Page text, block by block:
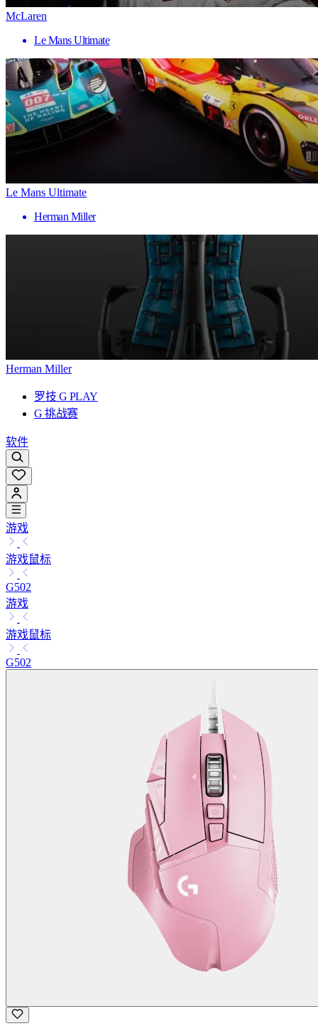
McLaren
Le Mans Ultimate
Le Mans Ultimate
Herman Miller
Herman Miller
罗技 G PLAY
G 挑战赛
软件
游戏
游戏鼠标
G502
游戏
游戏鼠标
G502